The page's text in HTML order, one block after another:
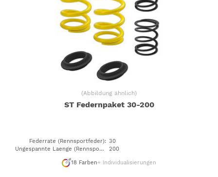
(Abbildung ähnlich)
ST Federnpaket 30-200
Federrate (Rennsportfeder): 30
Ungespannte Laenge (Rennsportfeder)
200
18 Farben+ Individualisierungen